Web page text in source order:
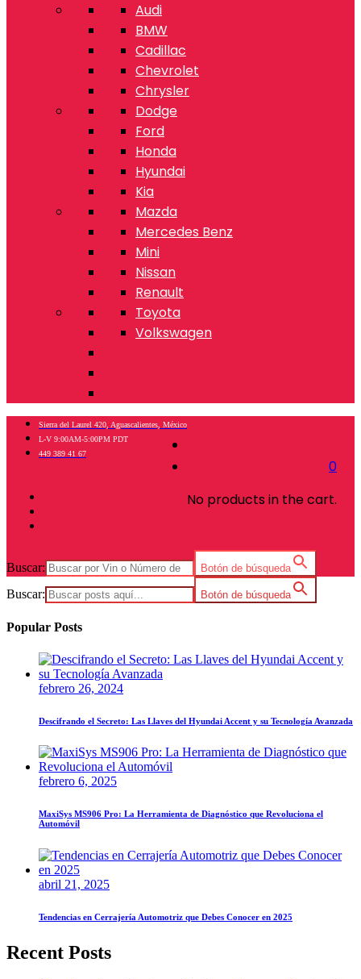
Audi
BMW
Cadillac
Chevrolet
Chrysler
Dodge
Ford
Honda
Hyundai
Kia
Mazda
Mercedes Benz
Mini
Nissan
Renault
Toyota
Volkswagen
0
No products in the cart.
Sierra del Laurel 420, Aguascalientes, México
L-V 9:00AM-5:00PM PDT
449 389 41 67
Buscar: Botón de búsqueda
Buscar: Botón de búsqueda
Popular Posts
febrero 26, 2024
Descifrando el Secreto: Las Llaves del Hyundai Accent y su Tecnología Avanzada
febrero 6, 2025
MaxiSys MS906 Pro: La Herramienta de Diagnóstico que Revoluciona el
Automóvil
abril 21, 2025
Tendencias en Cerrajería Automotriz que Debes Conocer en 2025
Recent Posts